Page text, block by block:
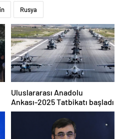
Rusya
Uluslararası Anadolu
Ankası-2025 Tatbikatı başladı